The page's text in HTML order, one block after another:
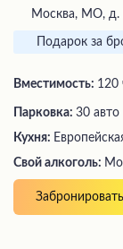
Москва, МО, д.
Подарок за
Вместимость: 120
Парковка: 30 авто
Кухня:
Свой алкоголь:
Забронировать